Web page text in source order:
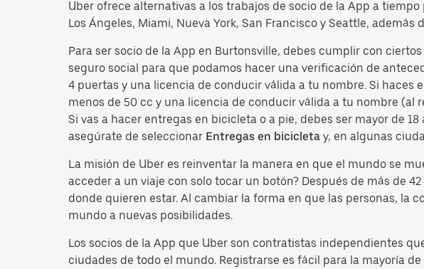
Uber ofrece alternativas a los trabajos de socio de la App a
Los Ángeles, Miami, Nueva York, San Francisco y Seattle,
Para ser socio de la App en Burtonsville, debes cumplir con
seguro social para que podamos hacer una verificación de
4 puertas y una licencia de conducir válida a tu nombre. Si haces
menos de 50 cc y una licencia de conducir válida a tu nombre (al
Si vas a hacer entregas en bicicleta o a pie, debes ser mayor de
asegúrate de seleccionar Entregas en bicicleta y, en algunas
La misión de Uber es reinventar la manera en que el mundo se
acceder a un viaje con solo tocar un botón? Después de más de
donde quieren estar. Al cambiar la forma en que las personas, la
mundo a nuevas posibilidades.
Los socios de la App que Uber son contratistas independientes
ciudades de todo el mundo. Registrarse es fácil para la mayoría